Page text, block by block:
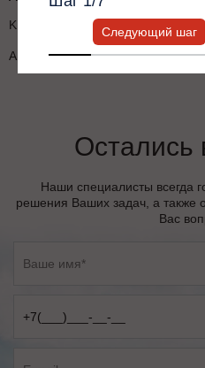
KBU-DZ1 Монтажное основание
АРР для ПК Мониторинг,
Остались
Наши специалисты всегда
решения Ваших задач, а также
Вас
Следующий шаг